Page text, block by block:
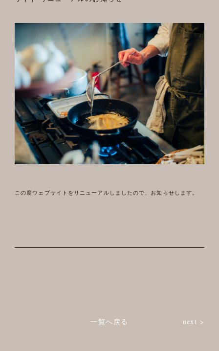
この度ウェブサイトをリニューアルしましたので、お知らせします。
一覧へ戻る next >